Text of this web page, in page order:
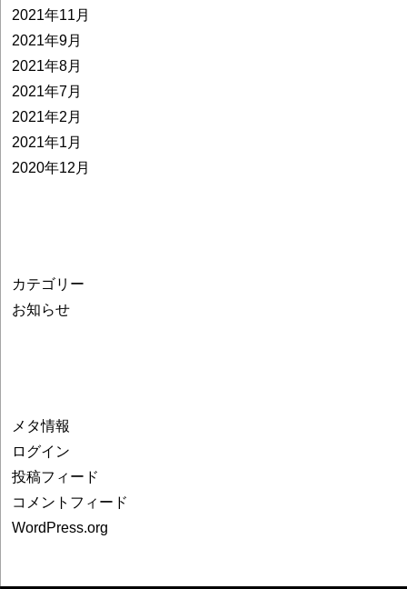
2021年11月
2021年9月
2021年8月
2021年7月
2021年2月
2021年1月
2020年12月
カテゴリー
お知らせ
メタ情報
ログイン
投稿フィード
コメントフィード
WordPress.org